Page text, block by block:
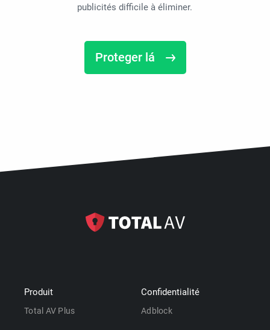
publicités difficile à éliminer.
Proteger lá
Produit
Total AV Plus
Confidentialité
Adblock